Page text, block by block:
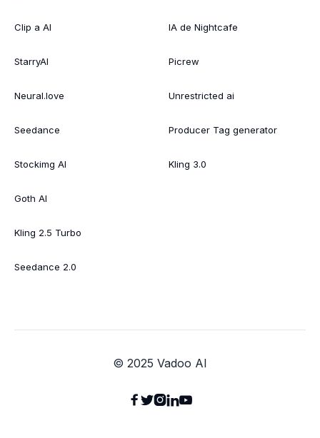
Clip a AI
StarryAI
Neural.love
Seedance
Stockimg AI
Goth AI
Kling 2.5 Turbo
Seedance 2.0
IA de Nightcafe
Picrew
Unrestricted ai
Producer Tag generator
Kling 3.0
© 2025 Vadoo AI
 